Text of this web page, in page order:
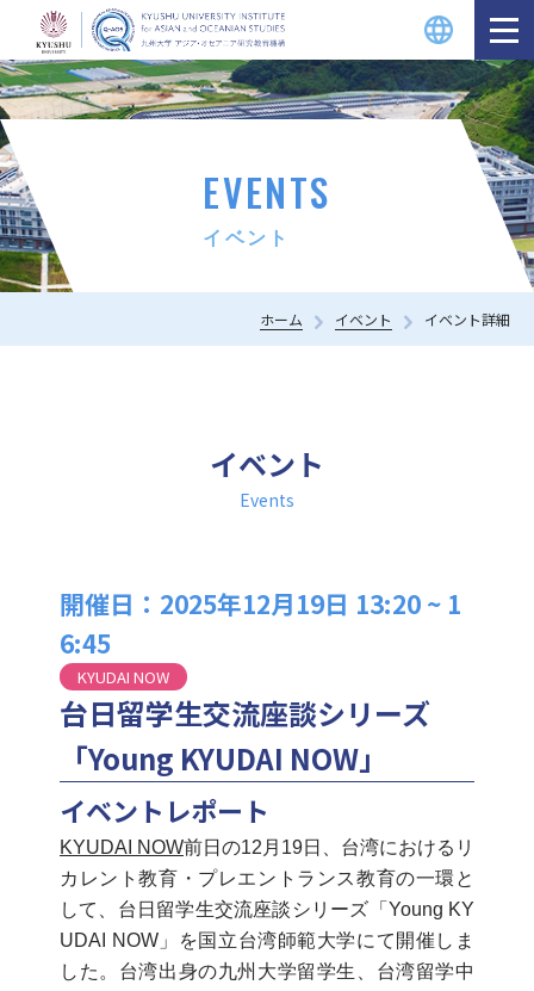
EVENTS
イベント
ホーム イベント イベント詳細
イベント
Events
開催日：2025年12月19日 13:20 ~ 1
6:45
KYUDAI NOW
台日留学生交流座談シリーズ
「Young KYUDAI NOW」
イベントレポート
KYUDAI NOW前日の12月19日、台湾におけるリ
カレント教育・プレエントランス教育の一環と
して、台日留学生交流座談シリーズ「Young KY
UDAI NOW」を国立台湾師範大学にて開催しま
した。台湾出身の九州大学留学生、台湾留学中